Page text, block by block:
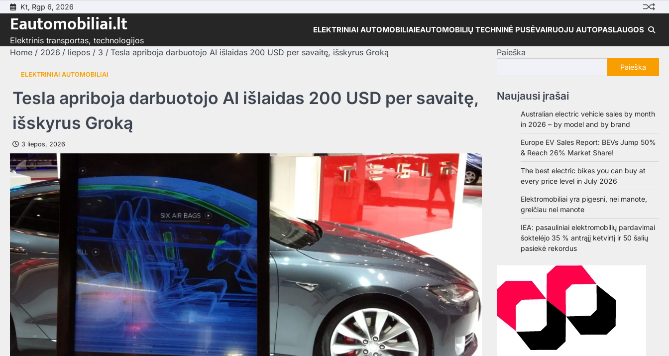
Skip
content
Kt, Rgp 6, 2026
Eautomobiliai.lt
Elektrinis transportas, technologijos
ELEKTRINIAI AUTOMOBILIAIEAUTOMOBILIŲ TECHNINĖ PUSĖVAIRUOJU AUTOPASLAUGOS
Home 2026 liepos 3 Tesla apriboja darbuotojo AI išlaidas 200 USD per savaitę, išskyrus Groką
ELEKTRINIAI AUTOMOBILIAI
Tesla apriboja darbuotojo AI išlaidas 200 USD per savaitę,
išskyrus Groką
3 liepos, 2026
Paieška
Paieška
Naujausi įrašai
Australian electric vehicle sales by month
in 2026 – by model and by brand
Europe EV Sales Report: BEVs Jump 50%
& Reach 26% Market Share!
The best electric bikes you can buy at
every price level in July 2026
Elektromobiliai yra pigesni, nei manote,
greičiau nei manote
IEA: pasauliniai elektromobilių pardavimai
šoktelėjo 35 % antrąjį ketvirtį ir 50 šalių
pasiekė rekordus